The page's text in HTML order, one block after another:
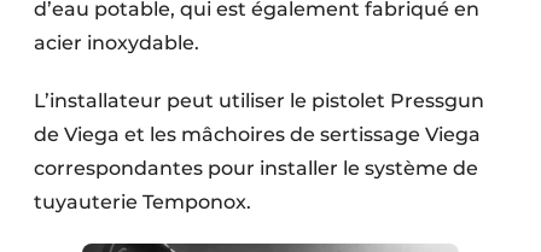
d’eau potable, qui est également fabriqué en
acier inoxydable.
L’installateur peut utiliser le pistolet Pressgun
de Viega et les mâchoires de sertissage Viega
correspondantes pour installer le système de
tuyauterie Temponox.